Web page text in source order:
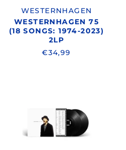
WESTERNHAGEN
WESTERNHAGEN 75
(18 SONGS: 1974-2023)
2LP
€34,99
(2024
REMASTER)
2LP